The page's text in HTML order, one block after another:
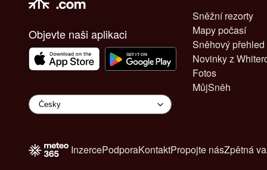
Objevte naši aplikaci
Sněžní rezorty
Mapy počasí
Sněhový přehled
Novinky z
Fotos
MůjSněh
InzercePodporaKontaktPropojte násZpětná